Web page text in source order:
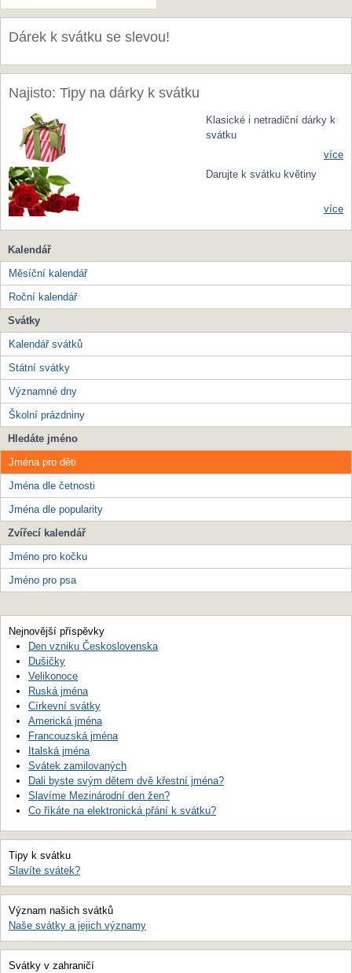
Dárek k svátku se slevou!
Najisto: Tipy na dárky k svátku
Klasické i netradiční dárky k
svátku
více
Darujte k svátku květiny
více
Kalendář
Měsíční kalendář
Roční kalendář
Svátky
Kalendář svátků
Státní svátky
Významné dny
Školní prázdniny
Hledáte jméno
Jména pro děti
Jména dle četnosti
Jména dle popularity
Zvířecí kalendář
Jméno pro kočku
Jméno pro psa
Nejnovější příspěvky
Den vzniku Československa
Dušičky
Velikonoce
Ruská jména
Církevní svátky
Americká jména
Francouzská jména
Italská jména
Svátek zamilovaných
Dali byste svým dětem dvě křestní jména?
Slavíme Mezinárodní den žen?
Co říkáte na elektronická přání k svátku?
Tipy k svátku
Slavíte svátek?
Význam našich svátků
Naše svátky a jejich významy
Svátky v zahraničí